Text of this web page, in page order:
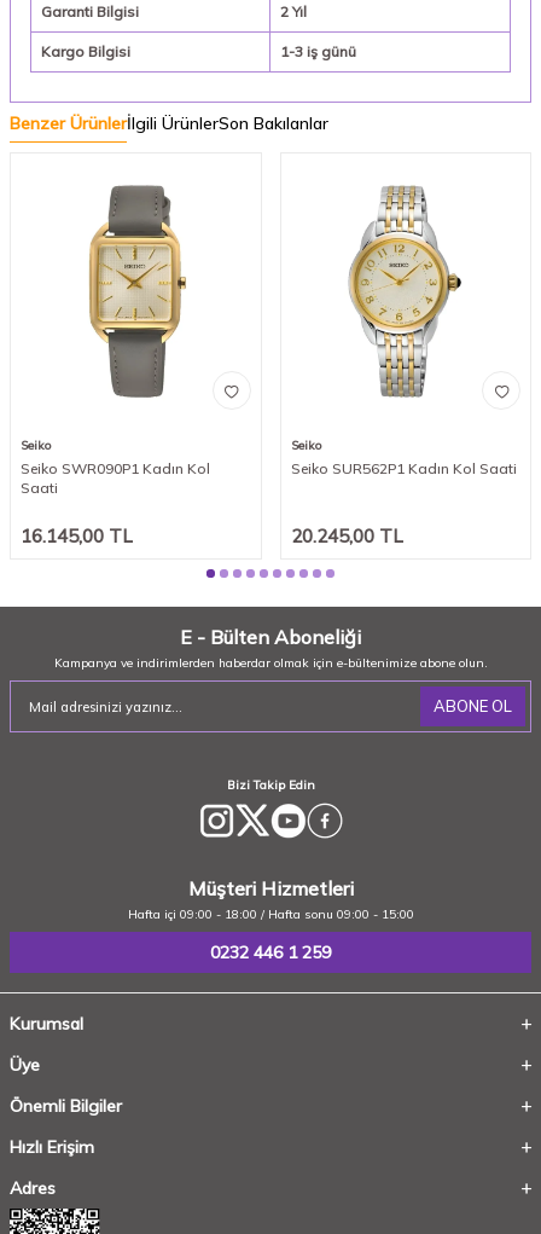
Garanti Bilgisi 2 Yıl
Kargo Bilgisi 1-3 iş günü
Benzer Ürünlerİlgili ÜrünlerSon Bakılanlar
Seiko
Seiko SWR090P1 Kadın Kol
Saati
16.145,00 TL
Seiko
Seiko SUR562P1 Kadın Kol Saati
20.245,00TL
E - Bülten Aboneliği
Kampanya ve indirimlerden haberdar olmak için e-bültenimize abone olun.
ABONE OL
Bizi Takip Edin
Müşteri Hizmetleri
Hafta içi 09:00 - 18:00 / Hafta sonu 09:00 - 15:00
0232 446 1 259
Kurumsal
Üye
Önemli Bilgiler
Hızlı Erişim
Adres